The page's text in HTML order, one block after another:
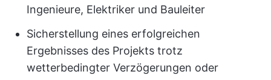
Ingenieure, Elektriker und Bauleiter
Sicherstellung eines erfolgreichen
Ergebnisses des Projekts trotz
wetterbedingter Verzögerungen oder